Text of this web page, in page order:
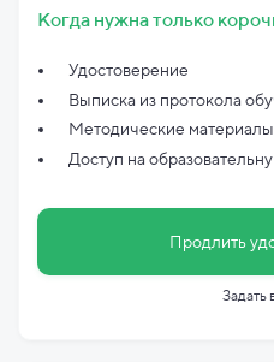
Когда нужна только
Удостоверение
Выписка из протокола
Методические материалы
Доступ на
Продлить
Задать